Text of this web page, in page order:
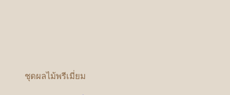
ชุดผลไม้พรีเมี่ยม